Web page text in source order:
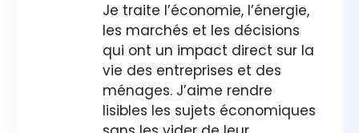
Je traite l’économie, l’énergie,
les marchés et les décisions
qui ont un impact direct sur la
vie des entreprises et des
ménages. J’aime rendre
lisibles les sujets économiques